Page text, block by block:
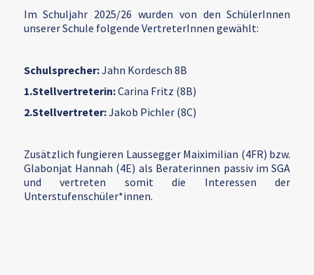
Im Schuljahr 2025/26 wurden von den SchülerInnen
unserer Schule folgende VertreterInnen gewählt:
Schulsprecher:Jahn Kordesch 8B
1.Stellvertreterin:Carina Fritz (8B)
2.Stellvertreter:Jakob Pichler (8C)
Zusätzlich fungieren Laussegger Maiximilian (4FR) bzw.
Glabonjat Hannah (4E) als Beraterinnen passiv im SGA
und vertreten somit die Interessen der
Unterstufenschüler*innen.